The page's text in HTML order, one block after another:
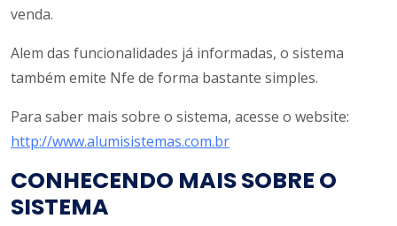
venda.
Alem das funcionalidades já informadas, o sistema
também emite Nfe de forma bastante simples.
Para saber mais sobre o sistema, acesse o website:
http://www.alumisistemas.com.br
CONHECENDO MAIS SOBRE O
SISTEMA